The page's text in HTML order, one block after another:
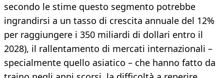
secondo le stime questo segmento potrebbe
ingrandirsi a un tasso di crescita annuale del 12%
per raggiungere i 350 miliardi di dollari entro il
2028), il rallentamento di mercati internazionali –
specialmente quello asiatico – che hanno fatto da